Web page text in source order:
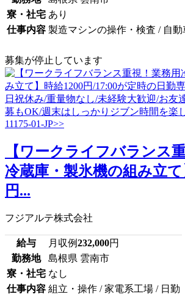
寮・社宅 あり
仕事内容 製造マシンの操作・検査 / 自動
募集が停止しています
【ワークライフバランス
冷蔵庫・製氷機の組み立て
円...
フジアルテ株式会社
給与 月収例232,000円
勤務地
島根県 雲南市
寮・社宅 なし
仕事内容 組立・操作 / 家電系工場 / 日勤